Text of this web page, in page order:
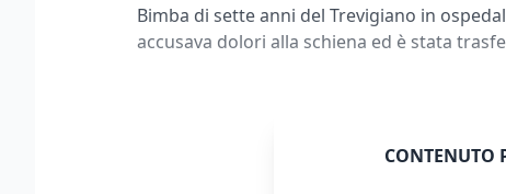
Bimba di sette anni del Trevigiano in
accusava dolori alla schiena ed è stata
CONTENUTO